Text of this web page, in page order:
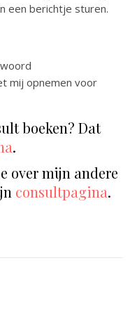
een berichtje sturen.
mij opnemen voor
boeken? Dat
.
over mijn andere
consultpagina.